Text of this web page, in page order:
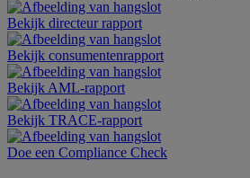
Bekijk directeur rapport
Bekijk consumentenrapport
Bekijk AML-rapport
Bekijk TRACE-rapport
Doe een Compliance Check